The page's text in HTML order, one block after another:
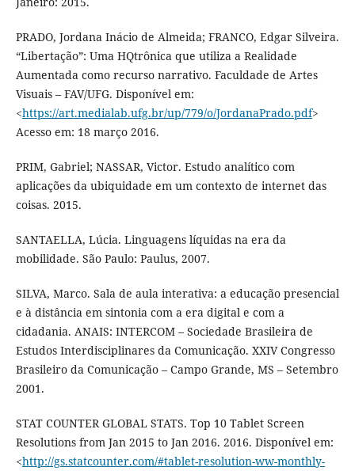
PRADO, Jordana Inácio de Almeida; FRANCO, Edgar Silveira.
“Libertação”: Uma HQtrônica que utiliza a Realidade
Aumentada como recurso narrativo. Faculdade de Artes
Visuais – FAV/UFG. Disponível em:
<https://art.medialab.ufg.br/up/779/o/JordanaPrado.pdf>
Acesso em: 18 março 2016.
PRIM, Gabriel; NASSAR, Victor. Estudo analítico com
aplicações da ubiquidade em um contexto de internet das
coisas. 2015.
SANTAELLA, Lúcia. Linguagens líquidas na era da
mobilidade. São Paulo: Paulus, 2007.
SILVA, Marco. Sala de aula interativa: a educação presencial
e à distância em sintonia com a era digital e com a
cidadania. ANAIS: INTERCOM – Sociedade Brasileira de
Estudos Interdisciplinares da Comunicação. XXIV Congresso
Brasileiro da Comunicação – Campo Grande, MS – Setembro
2001.
STAT COUNTER GLOBAL STATS. Top 10 Tablet Screen
Resolutions from Jan 2015 to Jan 2016. 2016. Disponível em:
<http://gs.statcounter.com/#tablet-resolution-ww-monthly-